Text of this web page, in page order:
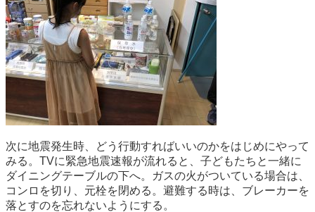
次に地震発生時、どう行動すればいいのかをはじめにやって
みる。TVに緊急地震速報が流れると、子どもたちと一緒に
ダイニングテーブルの下へ。ガスの火がついている場合は、
コンロを切り、元栓を閉める。避難する時は、ブレーカーを
落とすのを忘れないようにする。